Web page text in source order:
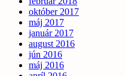
október 2017
máj 2017
január 2017
august 2016
jún 2016
máj 2016